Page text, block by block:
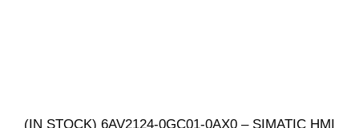
(IN STOCK) 6AV2124-0GC01-0AX0 – SIMATIC HMI